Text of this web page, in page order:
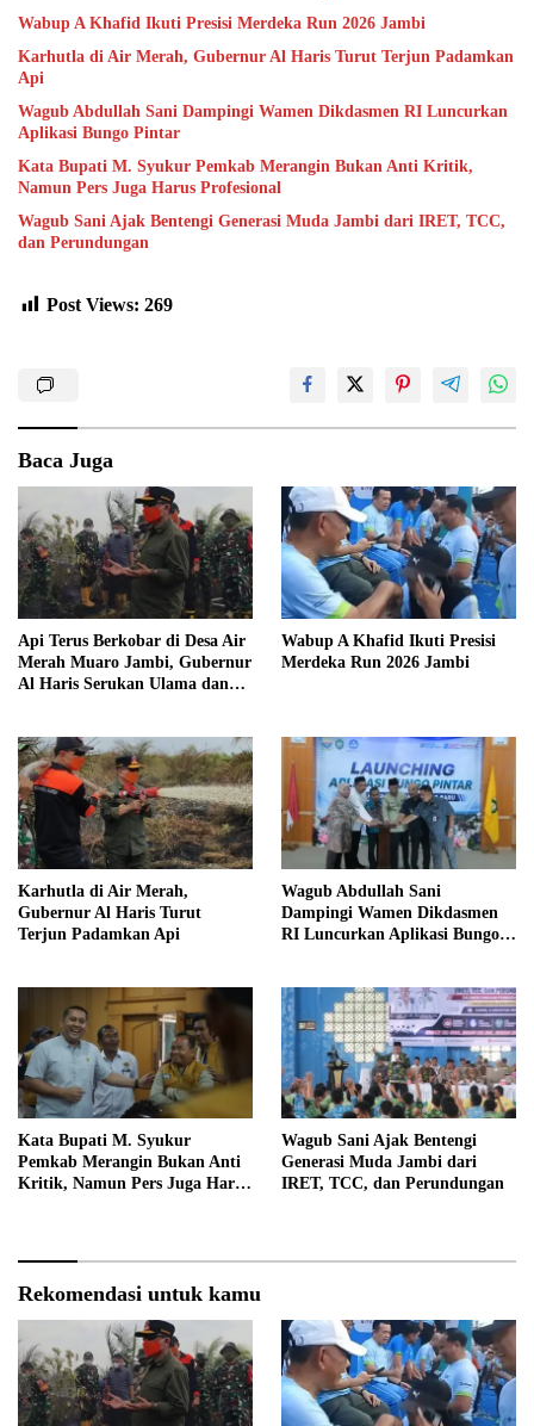
Wabup A Khafid Ikuti Presisi Merdeka Run 2026 Jambi
Karhutla di Air Merah, Gubernur Al Haris Turut Terjun Padamkan
Api
Wagub Abdullah Sani Dampingi Wamen Dikdasmen RI Luncurkan
Aplikasi Bungo Pintar
Kata Bupati M. Syukur Pemkab Merangin Bukan Anti Kritik,
Namun Pers Juga Harus Profesional
Wagub Sani Ajak Bentengi Generasi Muda Jambi dari IRET, TCC,
dan Perundungan
Post Views: 269
Baca Juga
Api Terus Berkobar di Desa Air
Merah Muaro Jambi, Gubernur
Al Haris Serukan Ulama dan
Wabup A Khafid Ikuti Presisi
Merdeka Run 2026 Jambi
Karhutla di Air Merah,
Gubernur Al Haris Turut
Terjun Padamkan Api
Wagub Abdullah Sani
Dampingi Wamen Dikdasmen
RI Luncurkan Aplikasi Bungo
Kata Bupati M. Syukur
Pemkab Merangin Bukan Anti
Kritik, Namun Pers Juga Harus
Wagub Sani Ajak Bentengi
Generasi Muda Jambi dari
IRET, TCC, dan Perundungan
Rekomendasi untuk kamu